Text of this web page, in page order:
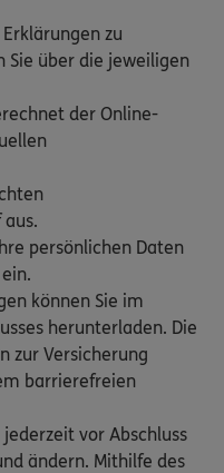
zu
Sie über die jeweiligen
der Online-
persönlichen Daten
können Sie im
herunterladen. Die
zur Versicherung
barrierefreien
vor Abschluss
ändern. Mithilfe des